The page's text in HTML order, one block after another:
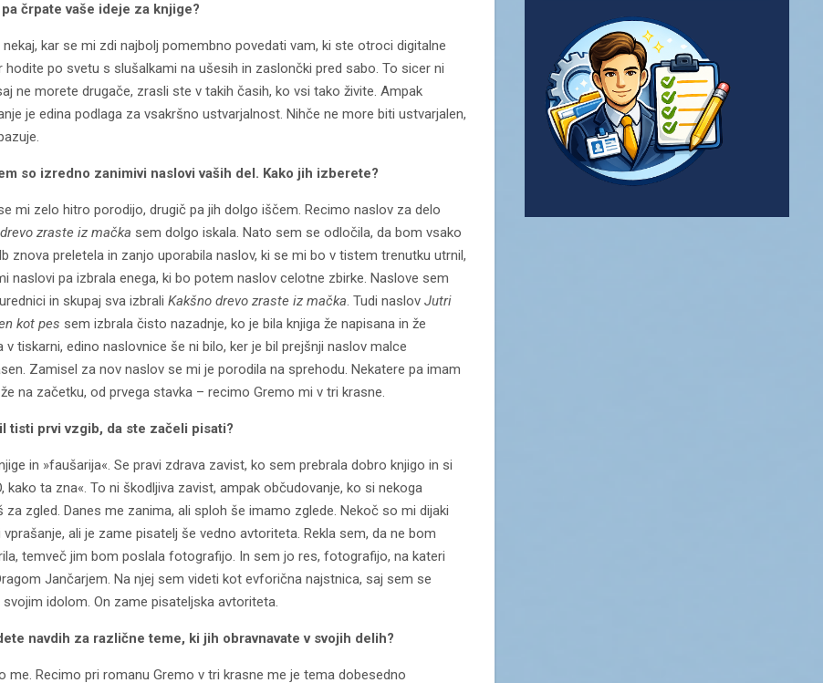
črpate vaše ideje za knjige?
nekaj, kar se mi zdi najbolj pomembno povedati vam, ki ste otroci digitalne
hodite po svetu s slušalkami na ušesih in zaslončki pred sabo. To sicer ni
ne morete drugače, zrasli ste v takih časih, ko vsi tako živite. Ampak
je edina podlaga za vsakršno ustvarjalnost. Nihče ne more biti ustvarjalen,
so izredno zanimivi naslovi vaših del. Kako jih izberete?
mi zelo hitro porodijo, drugič pa jih dolgo iščem. Recimo naslov za delo
zraste iz mačka sem dolgo iskala. Nato sem se odločila, da bom vsako
znova preletela in zanjo uporabila naslov, ki se mi bo v tistem trenutku utrnil,
naslovi pa izbrala enega, ki bo potem naslov celotne zbirke. Naslove sem
in skupaj sva izbrali Kakšno drevo zraste iz mačka. Tudi naslov Jutri
kot pes sem izbrala čisto nazadnje, ko je bila knjiga že napisana in že
v tiskarni, edino naslovnice še ni bilo, ker je bil prejšnji naslov malce
Zamisel za nov naslov se mi je porodila na sprehodu. Nekatere pa imam
na začetku, od prvega stavka – recimo Gremo mi v tri krasne.
tisti prvi vzgib, da ste začeli pisati?
in »faušarija«. Se pravi zdrava zavist, ko sem prebrala dobro knjigo in si
kako ta zna«. To ni škodljiva zavist, ampak občudovanje, ko si nekoga
za zgled. Danes me zanima, ali sploh še imamo zglede. Nekoč so mi dijaki
vprašanje, ali je zame pisatelj še vedno avtoriteta. Rekla sem, da ne bom
temveč jim bom poslala fotografijo. In sem jo res, fotografijo, na kateri
Jančarjem. Na njej sem videti kot evforična najstnica, saj sem se
svojim idolom. On zame pisateljska avtoriteta.
navdih za različne teme, ki jih obravnavate v svojih delih?
me. Recimo pri romanu Gremo v tri krasne me je tema dobesedno